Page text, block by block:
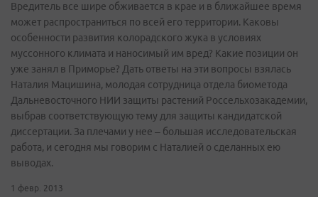
Вредитель все шире обживается в крае и в ближайшее время
может распространиться по всей его территории. Каковы
особенности развития колорадского жука в условиях
муссонного климата и наносимый им вред? Какие позиции он
уже занял в Приморье? Дать ответы на эти вопросы взялась
Наталия Мацишина, молодая сотрудница отдела биометода
Дальневосточного НИИ защиты растений Россельхозакадемии,
выбрав соответствующую тему для защиты кандидатской
диссертации. За плечами у нее – большая исследовательская
работа, и сегодня мы говорим с Наталией о сделанных ею
выводах.
1 февр. 2013